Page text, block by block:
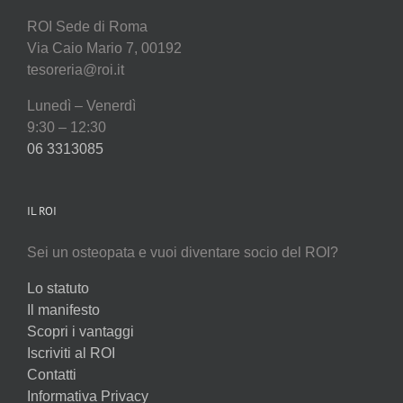
ROI Sede di Roma
Via Caio Mario 7, 00192
tesoreria@roi.it
Lunedì – Venerdì
9:30 – 12:30
06 3313085
IL ROI
Sei un osteopata e vuoi diventare socio del ROI?
Lo statuto
Il manifesto
Scopri i vantaggi
Iscriviti al ROI
Contatti
Informativa Privacy